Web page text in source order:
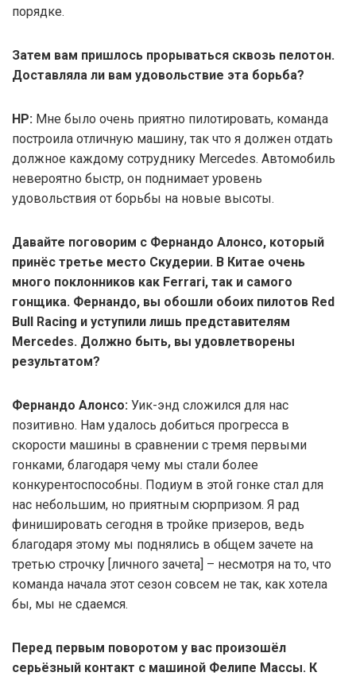
порядке.
Затем вам пришлось прорываться сквозь пелотон.
Доставляла ли вам удовольствие эта борьба?
НР: Мне было очень приятно пилотировать, команда
построила отличную машину, так что я должен отдать
должное каждому сотруднику Mercedes. Автомобиль
невероятно быстр, он поднимает уровень
удовольствия от борьбы на новые высоты.
Давайте поговорим с Фернандо Алонсо, который
принёс третье место Скудерии. В Китае очень
много поклонников как Ferrari, так и самого
гонщика. Фернандо, вы обошли обоих пилотов Red
Bull Racing и уступили лишь представителям
Mercedes. Должно быть, вы удовлетворены
результатом?
Фернандо Алонсо: Уик-энд сложился для нас
позитивно. Нам удалось добиться прогресса в
скорости машины в сравнении с тремя первыми
гонками, благодаря чему мы стали более
конкурентоспособны. Подиум в этой гонке стал для
нас небольшим, но приятным сюрпризом. Я рад
финишировать сегодня в тройке призеров, ведь
благодаря этому мы поднялись в общем зачете на
третью строчку [личного зачета] – несмотря на то, что
команда начала этот сезон совсем не так, как хотела
бы, мы не сдаемся.
Перед первым поворотом у вас произошёл
серьёзный контакт с машиной Фелипе Массы. К